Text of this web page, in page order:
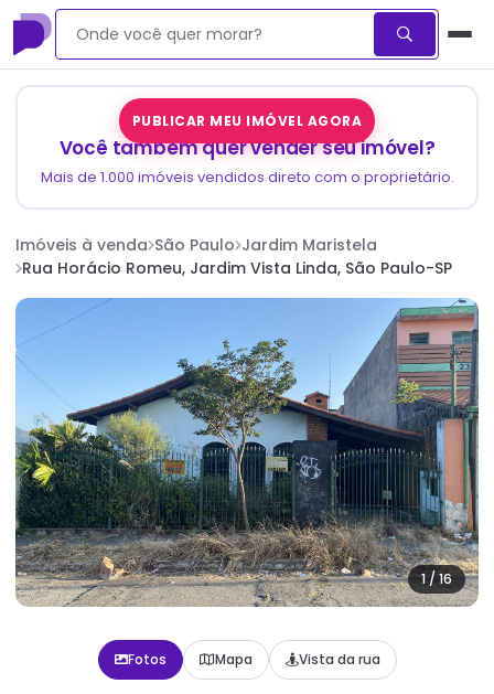
PUBLICAR MEU IMÓVEL AGORA
Você também quer vender seu imóvel?
Mais de 1.000 imóveis vendidos direto com o proprietário.
Imóveis à venda São Paulo Jardim Maristela
Rua Horácio Romeu, Jardim Vista Linda, São Paulo-SP
1/16
Fotos Mapa Vista da rua